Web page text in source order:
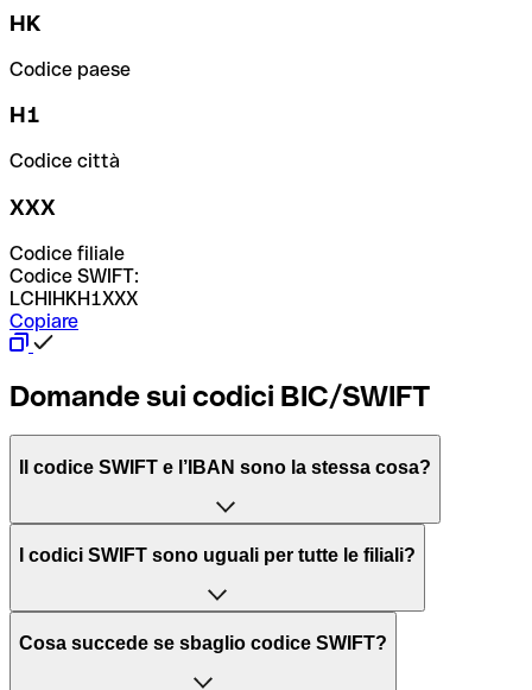
HK
Codice paese
H1
Codice città
XXX
Codice filiale
Codice SWIFT:
LCHIHKH1XXX
Copiare
Domande sui codici BIC/SWIFT
Il codice SWIFT e l’IBAN sono la stessa cosa?
L'acronimo SWIFT sta per “Society for Worldwide
per l’elaborazione dei pagamenti tra diversi Paesi.
Il BIC, invece, sta per “Bank Identifier Code” ed è una
I codici SWIFT sono uguali per tutte le filiali?
Dipende dalle banche. In alcuni casi le banche utilizzano
Cosa succede se sbaglio codice SWIFT?